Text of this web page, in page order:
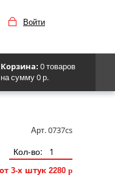
Войти
Корзина: 0 товаров
на сумму 0 р.
Арт. 0737cs
Кол-во:
от 3-х штук2280p